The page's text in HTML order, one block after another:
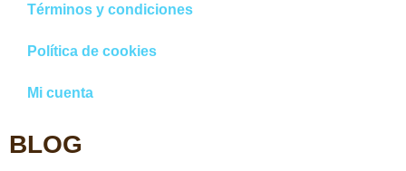
Términos y condiciones
Política de cookies
Mi cuenta
BLOG